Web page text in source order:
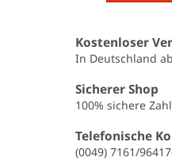
Kostenloser
In Deutschland
Sicherer Shop
100% sichere
Telefonische
(0049) 7161/